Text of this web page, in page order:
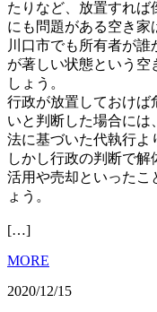
たりなど、放置すれば
にも問題がある空き家
川口市でも所有者が
が著しい状態という
しょう。
行政が放置しておけば
いと判断した場合には
法に基づいた代執行よ
しかし行政の判断で解
活用や売却といったこ
ょう。
[…]
MORE
2020/12/15